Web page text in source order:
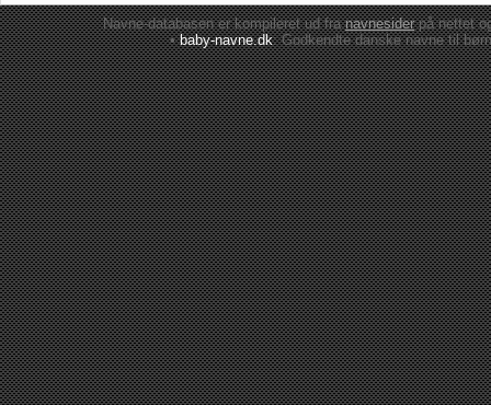
Navne-databasen er kompileret ud franavnesiderpå nettet
•baby-navne.dk: Godkendte danskenavne til børn